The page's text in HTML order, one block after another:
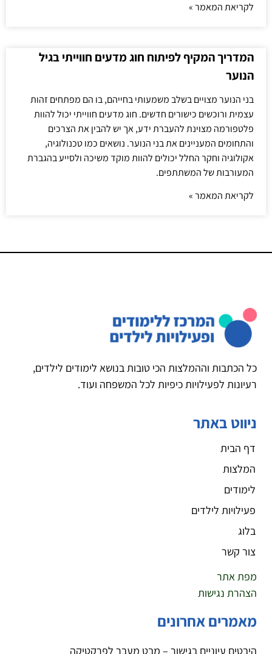
לקריאת המאמר »
המדריך המקיף לפיתוח חוג מדעים חווייתי בגיל
הנוער
בני הנוער מצויים בשלב משמעותי בחייהם, בו הם מפתחים זהות
עצמית ורוכשים כישורים חדשים. חוג מדעים חווייתי יכול להוות
פלטפורמה מצוינת להעברת ידע, אך יש להבין את הצרכים
והתחומים המעניינים את בני הנוער. נושאים כמו טכנולוגיה,
אקולוגיה וחקר החלל יכולים להוות מוקד משיכה ולסייע בהגברת
המעורבות של המשתתפים.
לקריאת המאמר »
כל הכתבות וההמלצות הכי טובות בנושא לימודים לילדים,
רעיונות לפעילויות כיפיות לכל המשפחה ועוד.
ניווט באתר
דף הבית
המלצות
לימודים
פעילויות לילדים
בלוג
צור קשר
מפת אתר
הצהרת נגישות
מאמרים אחרונים
היבטים עיוניים בגישור – מבט מעבר לפרקטיקה